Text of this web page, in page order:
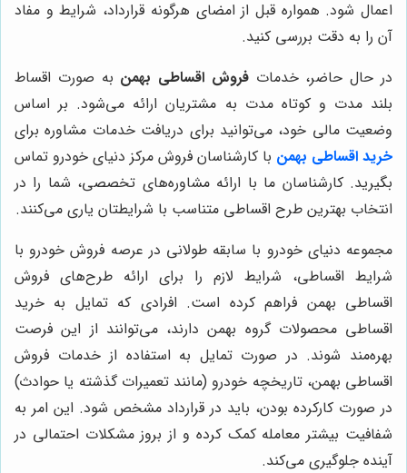
اعمال شود. همواره قبل از امضای هرگونه قرارداد، شرایط و مفاد
آن را به دقت بررسی کنید.
در حال حاضر، خدماتفروش اقساطی بهمن به صورت اقساط
بلند مدت و کوتاه مدت به مشتریان ارائه می‌شود. بر اساس
وضعیت مالی خود، می‌توانید برای دریافت خدمات مشاوره برای
خرید اقساطی بهمن با کارشناسان فروش مرکز دنیای خودرو تماس
بگیرید. کارشناسان ما با ارائه مشاوره‌های تخصصی، شما را در
انتخاب بهترین طرح اقساطی متناسب با شرایطتان یاری می‌کنند.
مجموعه دنیای خودرو با سابقه طولانی در عرصه فروش خودرو با
شرایط اقساطی، شرایط لازم را برای ارائه طرح‌های فروش
اقساطی بهمن فراهم کرده است. افرادی که تمایل به خرید
اقساطی محصولات گروه بهمن دارند، می‌توانند از این فرصت
بهره‌مند شوند. در صورت تمایل به استفاده از خدمات فروش
اقساطی بهمن، تاریخچه خودرو (مانند تعمیرات گذشته یا حوادث)
در صورت کارکرده بودن، باید در قرارداد مشخص شود. این امر به
شفافیت بیشتر معامله کمک کرده و از بروز مشکلات احتمالی در
آینده جلوگیری می‌کند.